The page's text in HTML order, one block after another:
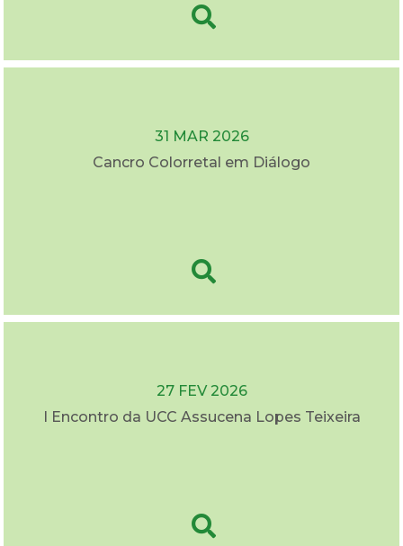
31 MAR 2026
Cancro Colorretal em Diálogo
27 FEV 2026
I Encontro da UCC Assucena Lopes Teixeira